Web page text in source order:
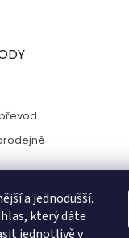
a jednodušší.
který dáte
jednotlivě v